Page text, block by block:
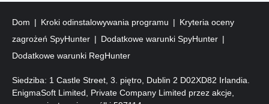
Dom Kroki odinstalowywania programu
Kryteria oceny
zagrożeń SpyHunter
Dodatkowe warunki SpyHunter
Dodatkowe warunki RegHunter
Siedziba: 1 Castle Street, 3. piętro, Dublin 2 D02XD82 Irlandia.
EnigmaSoft Limited, Private Company Limited przez akcje,